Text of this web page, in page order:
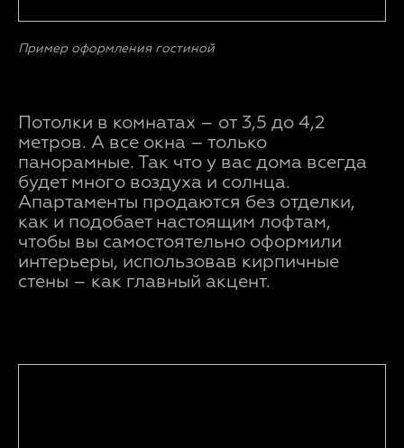
Пример оформления гостиной
Потолки в комнатах – от 3,5 до 4,2
метров. А все окна – только
панорамные. Так что у вас дома всегда
будет много воздуха и солнца.
Апартаменты продаются без отделки,
как и подобает настоящим лофтам,
чтобы вы самостоятельно оформили
интерьеры, использовав кирпичные
стены – как главный акцент.